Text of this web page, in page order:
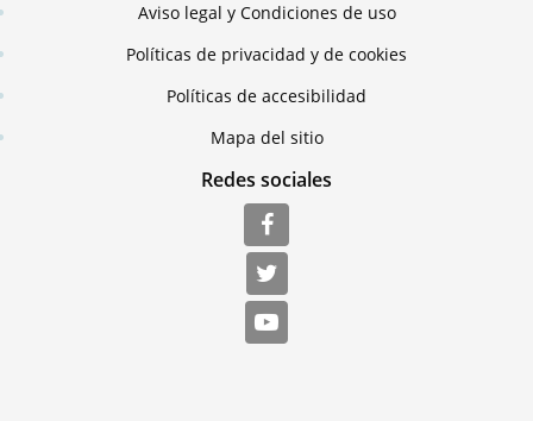
Aviso legal y Condiciones de uso
Políticas de privacidad y de cookies
Políticas de accesibilidad
Mapa del sitio
Redes sociales